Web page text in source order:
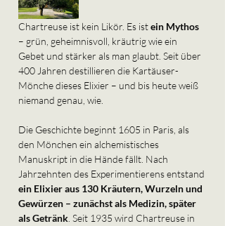
Chartreuse ist kein Likör. Es ist ein Mythos
– grün, geheimnisvoll, kräutrig wie ein
Gebet und stärker als man glaubt. Seit über
400 Jahren destillieren die Kartäuser-
Mönche dieses Elixier – und bis heute weiß
niemand genau, wie.
Die Geschichte beginnt 1605 in Paris, als
den Mönchen ein alchemistisches
Manuskript in die Hände fällt. Nach
Jahrzehnten des Experimentierens entstand
ein Elixier aus 130 Kräutern, Wurzeln und
Gewürzen – zunächst als Medizin, später
als Getränk. Seit 1935 wird Chartreuse in